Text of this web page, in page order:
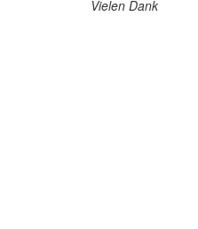
Vielen Dank